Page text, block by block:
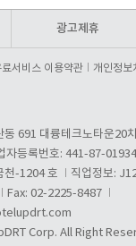
광고제휴
료서비스 이용약관 개인정보
동 691 대륭테크노타운20
자등록번호: 441-87-
천-1204 호
직업정보:
Fax: 02-2225-8487
Corp. All Right